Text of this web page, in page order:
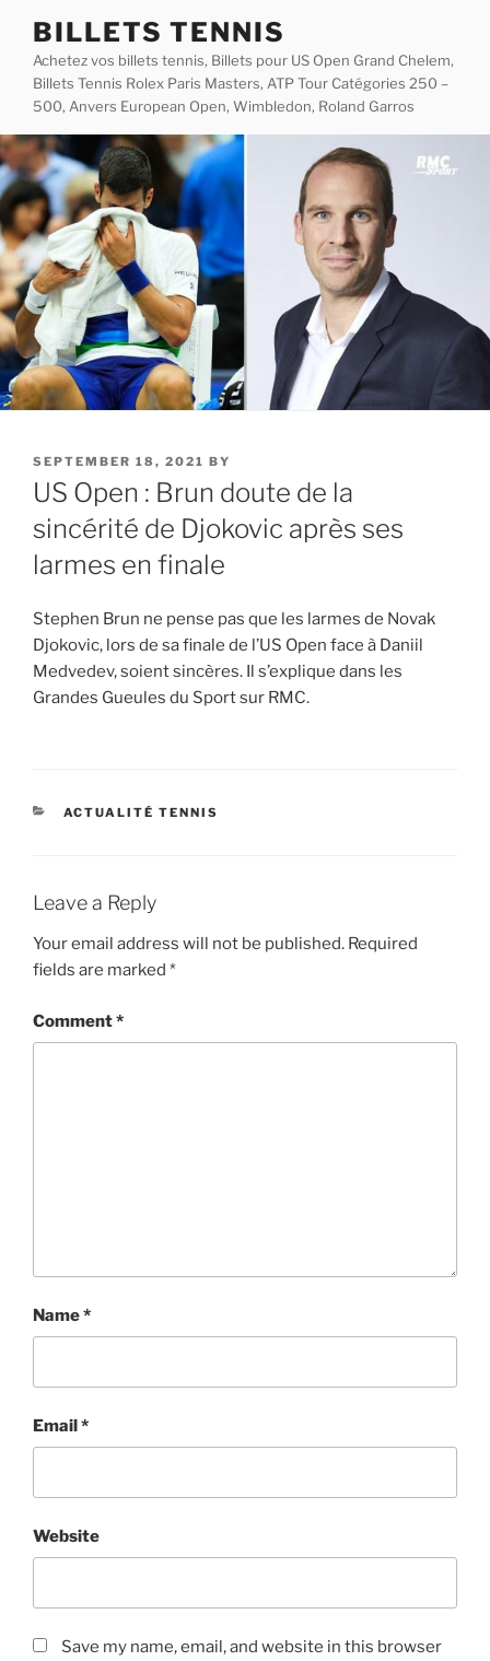
content
BILLETS TENNIS
Achetez vos billets tennis, Billets pour US Open Grand Chelem,
Billets Tennis Rolex Paris Masters, ATP Tour Catégories 250 –
500, Anvers European Open, Wimbledon, Roland Garros
POSTED
ON
SEPTEMBER 18, 2021 BY
US Open : Brun doute de la
sincérité de Djokovic après ses
larmes en finale
Stephen Brun ne pense pas que les larmes de Novak
Djokovic, lors de sa finale de l’US Open face à Daniil
Medvedev, soient sincères. Il s’explique dans les
Grandes Gueules du Sport sur RMC.
CATEGORIES
ACTUALITÉ TENNIS
Leave a Reply
Your email address will not be published. Required
fields are marked *
Comment*
Name*
Email*
Website
Save my name, email, and website in this browser